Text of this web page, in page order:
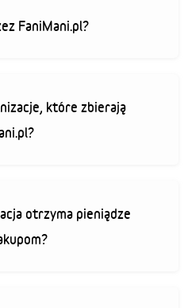
FaniMani.pl?
które zbierają
otrzyma pieniądze